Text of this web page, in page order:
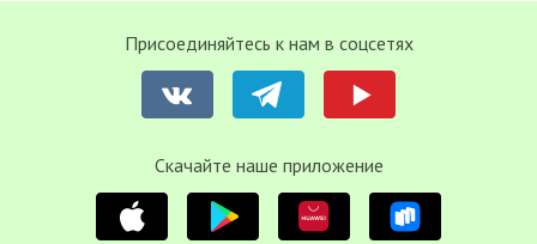
Присоединяйтесь к нам в соцсетях
Cкачайте наше приложение